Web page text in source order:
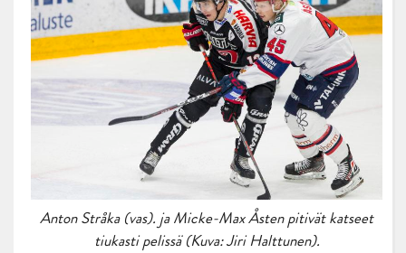
Anton Stråka (vas). ja Micke-Max Åsten pitivät katseet
tiukasti pelissä (Kuva: Jiri Halttunen).